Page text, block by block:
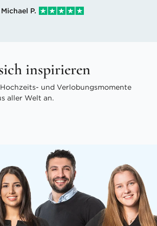
Michael P.
inspirieren
und Verlobungsmomente
aller Welt an.